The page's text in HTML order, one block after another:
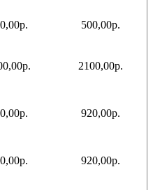
500,00р.
2100,00р.
920,00р.
920,00р.